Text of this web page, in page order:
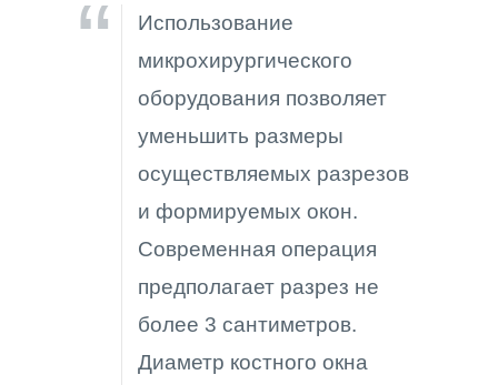
Использование
микрохирургического
оборудования позволяет
уменьшить размеры
осуществляемых разрезов
и формируемых окон.
Современная операция
предполагает разрез не
более 3 сантиметров.
Диаметр костного окна